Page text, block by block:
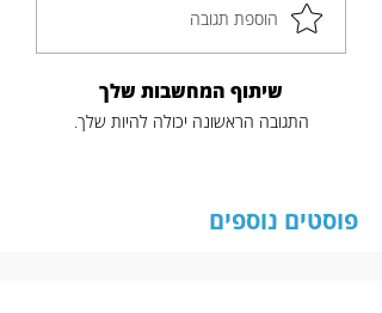
הוספת תגובה
שיתוף המחשבות שלך
התגובה הראשונה יכולה להיות שלך.
פוסטים נוספים